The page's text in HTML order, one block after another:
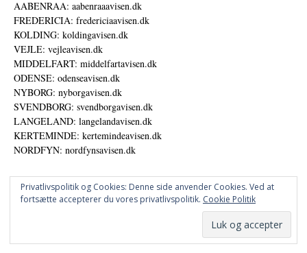
AABENRAA: aabenraaavisen.dk
FREDERICIA: fredericiaavisen.dk
KOLDING: koldingavisen.dk
VEJLE: vejleavisen.dk
MIDDELFART: middelfartavisen.dk
ODENSE: odenseavisen.dk
NYBORG: nyborgavisen.dk
SVENDBORG: svendborgavisen.dk
LANGELAND: langelandavisen.dk
KERTEMINDE: kertemindeavisen.dk
NORDFYN: nordfynsavisen.dk
© DANSKE DIGITALE MEDIER A/S - NYHEDER, ANALYSER OG PERSPEKTIVER
Privatlivspolitik og Cookies: Denne side anvender Cookies. Ved at
fortsætte accepterer du vores privatlivspolitik. Cookie Politik